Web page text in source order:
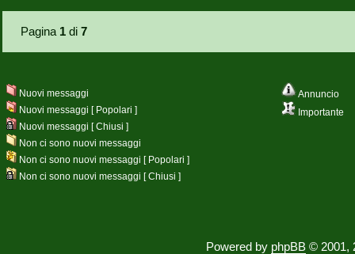
Pagina 1 di7
Annuncio
Importante
Nuovi messaggi
Nuovi messaggi [ Popolari ]
Nuovi messaggi [ Chiusi ]
Non ci sono nuovi messaggi
Non ci sono nuovi messaggi [ Popolari ]
Non ci sono nuovi messaggi [ Chiusi ]
Powered by phpBB © 2001,